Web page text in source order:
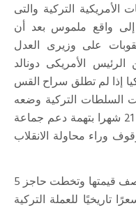
التركية والتى
واقع ملموس بعد أن
على وزيرى العدل
الأمريكى دونالد
إذا لم تطلق سراح القس
السلطات التركية وضعه
تحت الإقامة الجبرية بعد سجنه لمدة 21 شهرا بتهمة دعم جماعة
وراء محاولة الانقلاب
وعلى أثر ذلك فقدت الليرة التركية نصف قيمتها وتخطت حاجز 5
تاريخيًا للعملة التركية